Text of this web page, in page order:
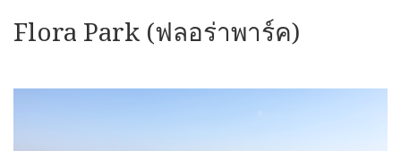
Flora Park (ฟลอร่าพาร์ค)